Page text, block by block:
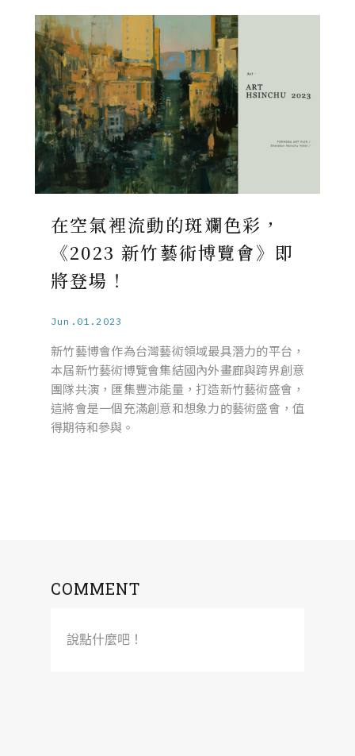
在空氣裡流動的斑斕色彩，
《2023 新竹藝術博覽會》即
將登場！
Jun.01.2023
新竹藝博會作為台灣藝術領域最具潛力的平台，
本屆新竹藝術博覽會集結國內外畫廊與跨界創意
團隊共演，匯集豐沛能量，打造新竹藝術盛會，
這將會是一個充滿創意和想象力的藝術盛會，值
得期待和參與。
COMMENT
說點什麼吧！